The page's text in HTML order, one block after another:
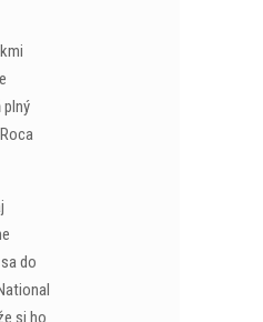
plný
do
si ho